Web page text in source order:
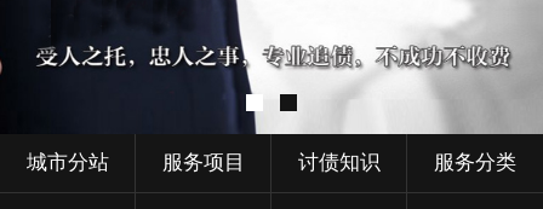
城市分站 服务项目 讨债知识 服务分类